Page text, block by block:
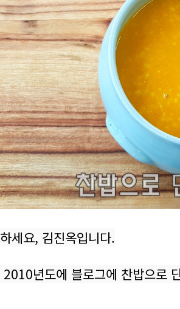
세요, 김진옥입니다.
2010년도에 블로그에 찬밥으로